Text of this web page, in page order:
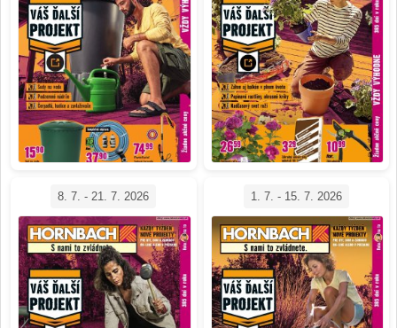
8. 7. - 21. 7. 2026 1. 7. - 15. 7. 2026